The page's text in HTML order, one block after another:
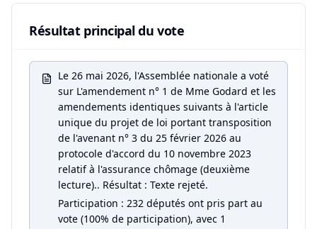
Résultat principal du vote
Le 26 mai 2026, l'Assemblée nationale a voté
sur L'amendement n° 1 de Mme Godard et les
amendements identiques suivants à l'article
unique du projet de loi portant transposition
de l'avenant n° 3 du 25 février 2026 au
protocole d'accord du 10 novembre 2023
relatif à l'assurance chômage (deuxième
lecture).. Résultat : Texte rejeté.
Participation : 232 députés ont pris part au
vote (100% de participation), avec 1